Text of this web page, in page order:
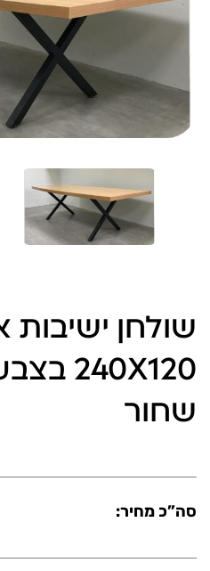
שולחן ישיבות
שחור
סה”כ מחיר: